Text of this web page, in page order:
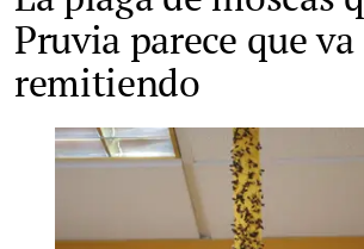
Pruvia parece que va
remitiendo